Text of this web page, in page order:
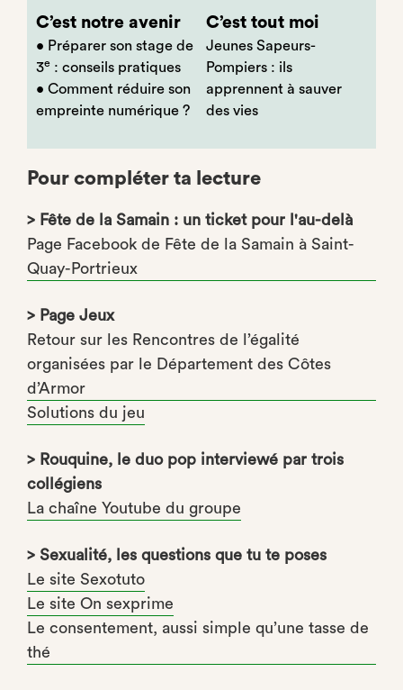
C’est notre avenir
• Préparer son stage de
3e : conseils pratiques
• Comment réduire son
empreinte numérique ?
C’est tout moi
Jeunes Sapeurs-
Pompiers : ils
apprennent à sauver
des vies
Pour compléter ta lecture
> Fête de la Samain : un ticket pour l'au-delà
Page Facebook de Fête de la Samain à Saint-
Quay-Portrieux
> Page Jeux
Retour sur les Rencontres de l’égalité
organisées par le Département des Côtes
d’Armor
Solutions du jeu
> Rouquine, le duo pop interviewé par trois
collégiens
La chaîne Youtube du groupe
> Sexualité, les questions que tu te poses
Le site Sexotuto
Le site On sexprime
Le consentement, aussi simple qu’une tasse de
thé